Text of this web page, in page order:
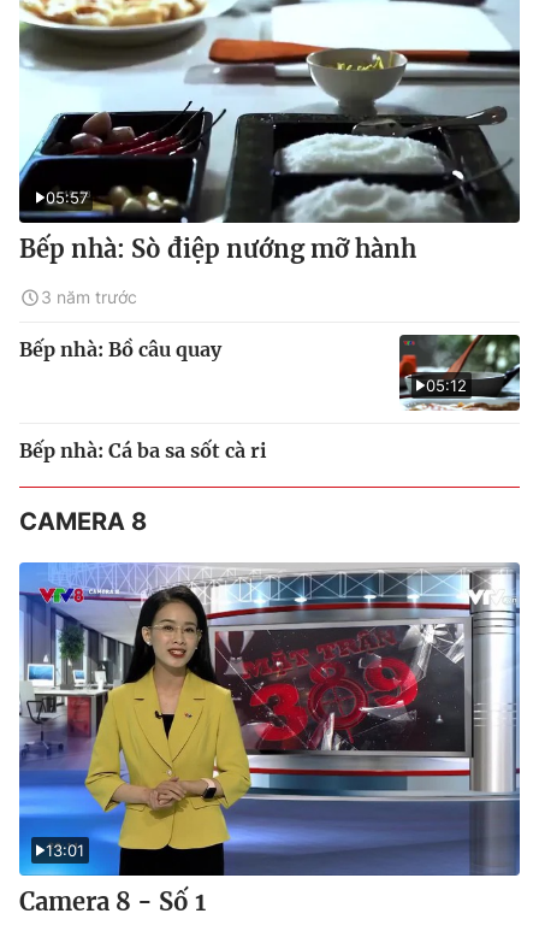
05:57
Bếp nhà: Sò điệp nướng mỡ hành
3 năm trước
05:12
Bếp nhà: Bồ câu quay
Bếp nhà: Cá ba sa sốt cà ri
CAMERA 8
13:01
Camera 8 - Số 1